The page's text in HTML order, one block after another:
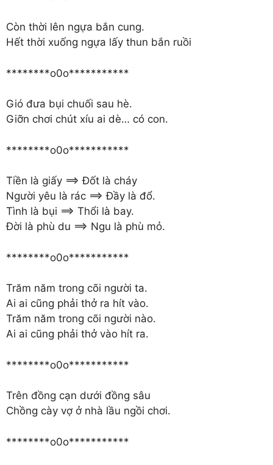
Còn thời lên ngựa bắn cung.
Hết thời xuống ngựa lấy thun bắn ruồi
********o0o***********
Gió đưa bụi chuối sau hè.
Giỡn chơi chút xíu ai dè… có con.
********o0o***********
Tiền là giấy ==> Đốt là cháy
Người yêu là rác ==> Đầy là đổ.
Tình là bụi ==> Thổi là bay.
Đời là phù du ==> Ngu là phù mỏ.
********o0o***********
Trăm năm trong cõi người ta.
Ai ai cũng phải thở ra hít vào.
Trăm năm trong cõi người nào.
Ai ai cũng phải thở vào hít ra.
********o0o***********
Trên đồng cạn dưới đồng sâu
Chồng cày vợ ở nhà lầu ngồi chơi.
********o0o***********